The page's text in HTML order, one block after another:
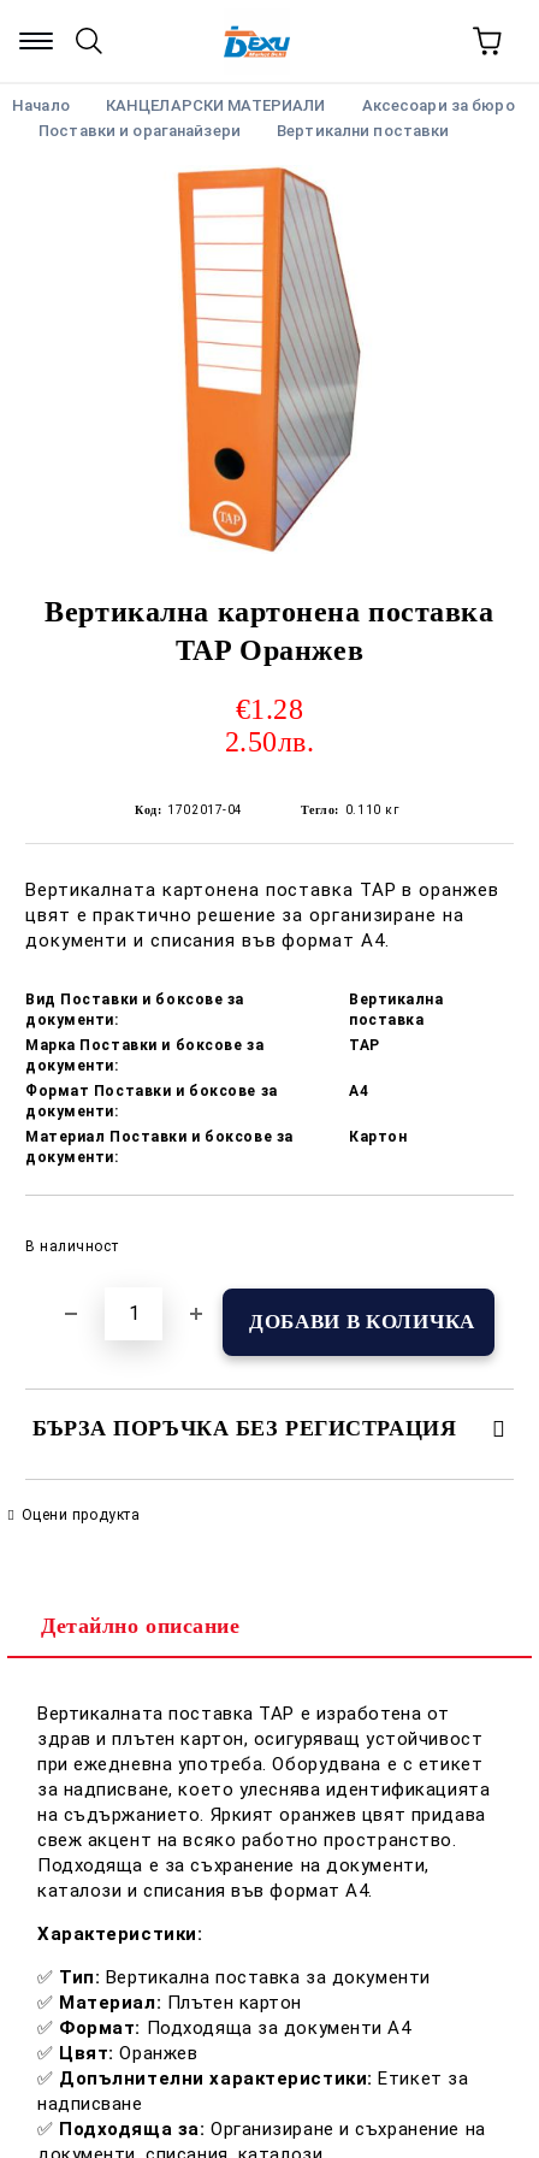
Начало КАНЦЕЛАРСКИ МАТЕРИАЛИ
Аксесоари за бюро
Поставки и ораганайзери
Вертикални поставки
Вертикална картонена поставка
TAP Оранжев
€1.28
2.50лв.
Код: 1702017-04 Тегло: 0.110 кг
Вертикалната картонена поставка TAP в оранжев
цвят е практично решение за организиране на
документи и списания във формат A4.​
Вид Поставки и боксове за
документи:
Вертикална
поставка
Марка Поставки и боксове за
документи:
TAP
Формат Поставки и боксове за
документи:
A4
Материал Поставки и боксове за
документи:
Картон
В наличност
БЪРЗА ПОРЪЧКА БЕЗ РЕГИСТРАЦИЯ
Съгласен съм с
Ние ще се свържем с вас в рамките на работния ден.
Оцени продукта
Детайлно описание
Вертикалната поставка TAP е изработена от
здрав и плътен картон, осигуряващ устойчивост
при ежедневна употреба. Оборудвана е с етикет
за надписване, което улеснява идентификацията
на съдържанието. Яркият оранжев цвят придава
свеж акцент на всяко работно пространство.
Подходяща е за съхранение на документи,
каталози и списания във формат A4.
Характеристики:
✅ Тип: Вертикална поставка за документи
✅ Материал: Плътен картон
✅ Формат: Подходяща за документи A4
✅ Цвят: Оранжев
✅ Допълнителни характеристики: Етикет за
надписване
✅ Подходяща за: Организиране и съхранение на